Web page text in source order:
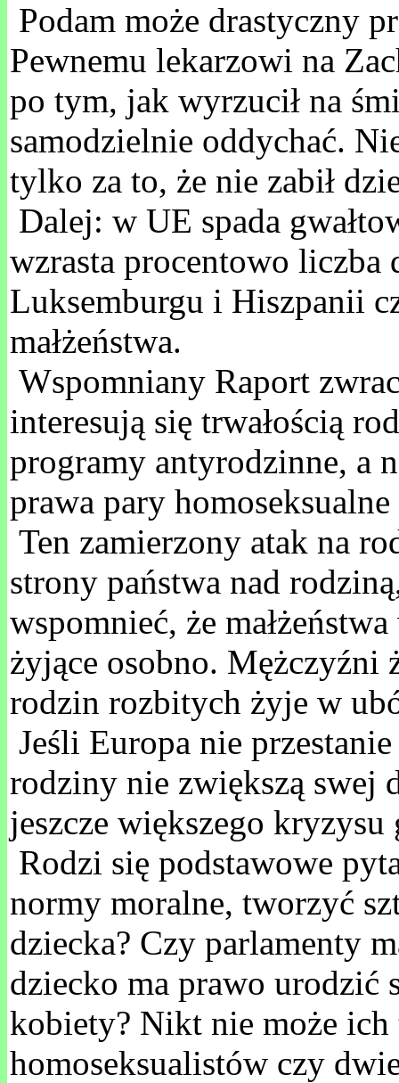
Podam może drastyczny
Pewnemu lekarzowi na
po tym, jak wyrzucił na
samodzielnie oddychać.
tylko za to, że nie zabił
Dalej: w UE spada
wzrasta procentowo liczba
Luksemburgu i Hiszpanii
małżeństwa.
Wspomniany Raport
interesują się trwałością
programy antyrodzinne, a
prawa pary
Ten zamierzony atak na
strony państwa nad
wspomnieć, że
żyjące osobno. Mężczyźni
rodzin rozbitych żyje w
Jeśli Europa nie
rodziny nie zwiększą swej
jeszcze większego
Rodzi się podstawowe
normy moralne, tworzyć
dziecka? Czy parlamenty
dziecko ma prawo urodzić
kobiety? Nikt nie może
homoseksualistów czy